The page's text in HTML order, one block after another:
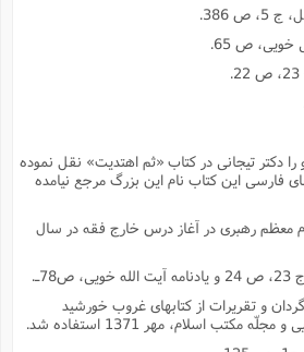
386.
ص 65.
دکتر تیجانى در کتاب «ثم اهتدیت» نقل نموده
فارسى این کتاب نام این بزرگ مرجع نیامده
معظم رهبرى در آغاز درس خارج فقه در سال
و تقریرات از کتابهاى غروب خورشید
اسلام، مهر 1371 استفاده شد.